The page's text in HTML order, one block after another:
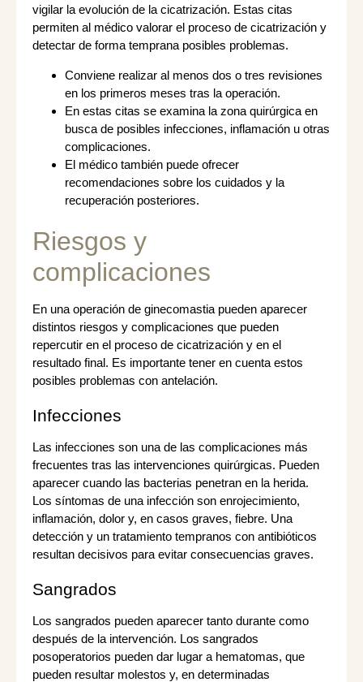
vigilar la evolución de la cicatrización. Estas citas
permiten al médico valorar el proceso de cicatrización y
detectar de forma temprana posibles problemas.
Conviene realizar al menos dos o tres revisiones
en los primeros meses tras la operación.
En estas citas se examina la zona quirúrgica en
busca de posibles infecciones, inflamación u otras
complicaciones.
El médico también puede ofrecer
recomendaciones sobre los cuidados y la
recuperación posteriores.
Riesgos y
complicaciones
En una operación de ginecomastia pueden aparecer
distintos riesgos y complicaciones que pueden
repercutir en el proceso de cicatrización y en el
resultado final. Es importante tener en cuenta estos
posibles problemas con antelación.
Infecciones
Las infecciones son una de las complicaciones más
frecuentes tras las intervenciones quirúrgicas. Pueden
aparecer cuando las bacterias penetran en la herida.
Los síntomas de una infección son enrojecimiento,
inflamación, dolor y, en casos graves, fiebre. Una
detección y un tratamiento tempranos con antibióticos
resultan decisivos para evitar consecuencias graves.
Sangrados
Los sangrados pueden aparecer tanto durante como
después de la intervención. Los sangrados
posoperatorios pueden dar lugar a hematomas, que
pueden resultar molestos y, en determinadas